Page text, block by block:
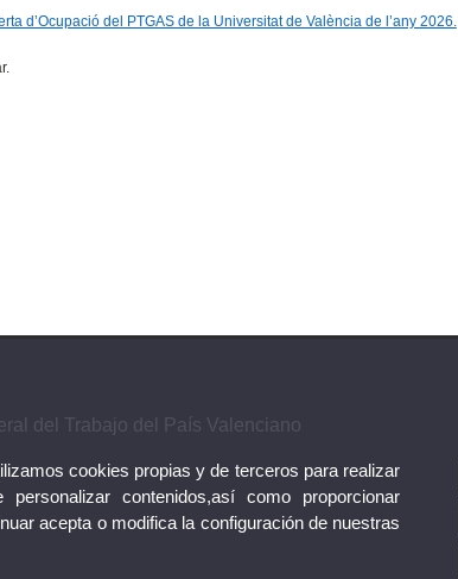
d’Ocupació del PTGAS de la Universitat de València de l’any 2026.
del Trabajo del País Valenciano
cookies propias y de terceros para realizar
contenidos,así como proporcionar
acepta o modifica la configuración de nuestras